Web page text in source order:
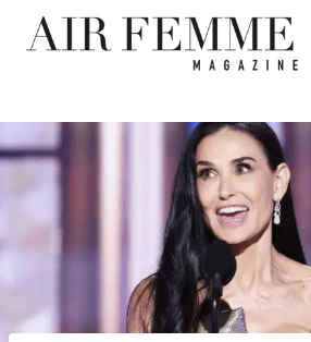
Saltar